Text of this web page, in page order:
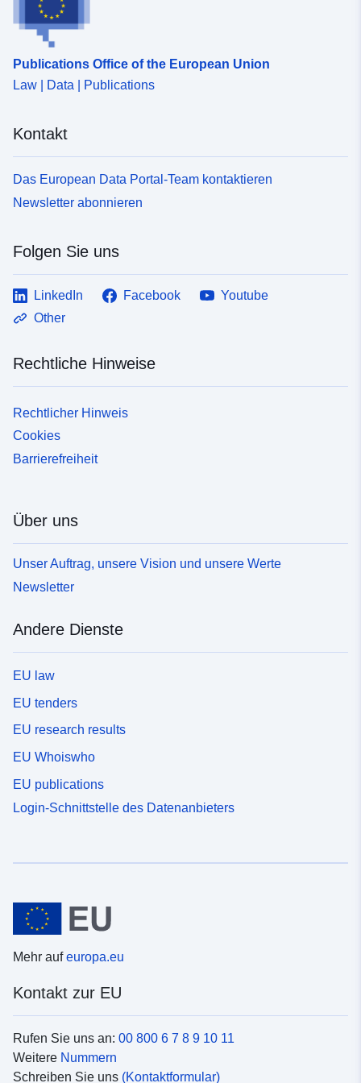
Publications Office of the European Union
Law | Data | Publications
Kontakt
Das European Data Portal-Team kontaktieren
Newsletter abonnieren
Folgen Sie uns
LinkedIn Facebook
Youtube
Other
Rechtliche Hinweise
Rechtlicher Hinweis
Cookies
Barrierefreiheit
Über uns
Unser Auftrag, unsere Vision und unsere Werte
Newsletter
Andere Dienste
EU law
EU tenders
EU research results
EU Whoiswho
EU publications
Login-Schnittstelle des Datenanbieters
Mehr aufeuropa.eu
Kontakt zur EU
Rufen Sie uns an: 00 800 6 7 8 9 10 11
Weitere Nummern
Schreiben Sie uns (Kontaktformular)